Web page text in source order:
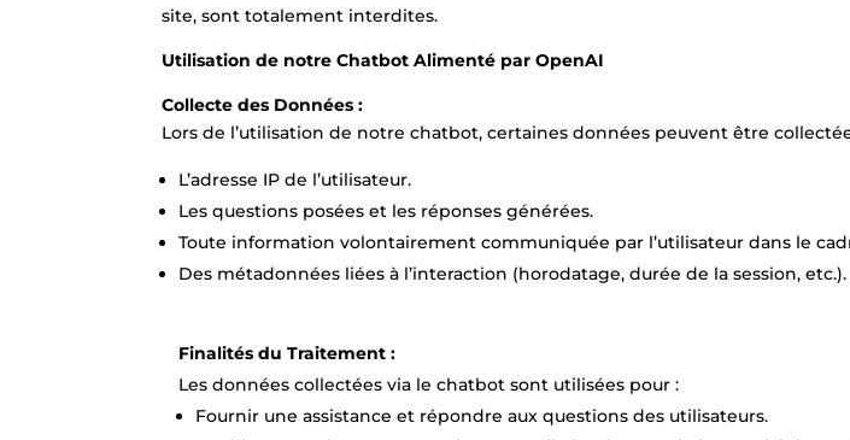
site, sont totalement interdites.
Utilisation de notre Chatbot Alimenté par OpenAI
Collecte des Données :
Lors de l’utilisation de notre chatbot, certaines données peuvent être
L’adresse IP de l’utilisateur.
Les questions posées et les réponses générées.
Toute information volontairement communiquée par l’utilisateur dans le
Des métadonnées liées à l’interaction (horodatage, durée de la session, etc.).
Finalités du Traitement :
Les données collectées via le chatbot sont utilisées pour :
Fournir une assistance et répondre aux questions des utilisateurs.